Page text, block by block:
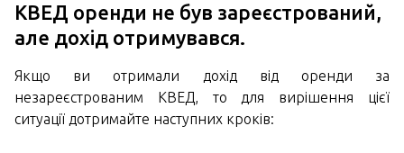
КВЕД оренди не був зареєстрований,
але дохід отримувався.
Якщо ви отримали дохід від оренди за
незареєстрованим КВЕД, то для вирішення цієї
ситуації дотримайте наступних кроків: